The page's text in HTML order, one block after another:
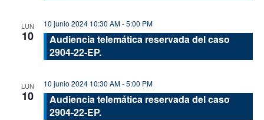
LUN
10
10 junio 2024 10:30 AM-5:00 PM
Audiencia telemática reservada del caso
2904-22-EP.
LUN
10
10 junio 2024 10:30 AM-5:00 PM
Audiencia telemática reservada del caso
2904-22-EP.